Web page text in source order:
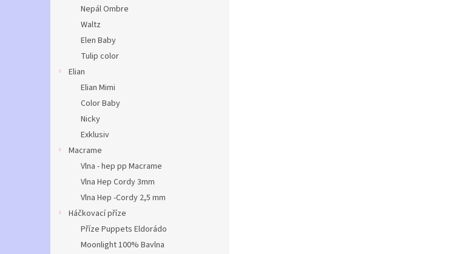
Nepál Ombre
Waltz
Elen Baby
Tulip color
Elian
Elian Mimi
Color Baby
Nicky
Exklusiv
Macrame
Vlna - hep pp Macrame
Vlna Hep Cordy 3mm
Vlna Hep -Cordy 2,5 mm
Háčkovací příze
Příze Puppets Eldorádo
Moonlight 100% Bavlna